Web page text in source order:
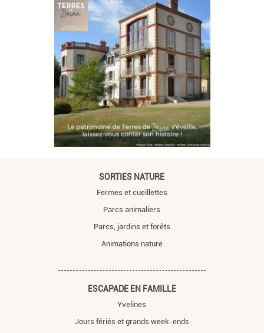
SORTIES NATURE
Fermes et cueillettes
Parcs animaliers
Parcs, jardins et forêts
Animations nature
ESCAPADE EN FAMILLE
Yvelines
Jours fériés et grands week-ends